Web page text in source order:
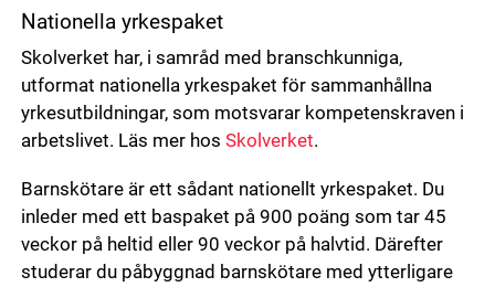
Nationella yrkespaket
Skolverket har, i samråd med branschkunniga,
utformat nationella yrkespaket för sammanhållna
yrkesutbildningar, som motsvarar kompetenskraven i
arbetslivet. Läs mer hos Skolverket.
Barnskötare är ett sådant nationellt yrkespaket. Du
inleder med ett baspaket på 900 poäng som tar 45
veckor på heltid eller 90 veckor på halvtid. Därefter
studerar du påbyggnad barnskötare med ytterligare